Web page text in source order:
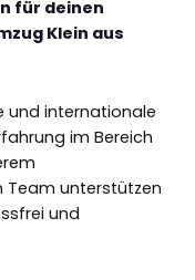
für deinen
Klein aus
und internationale
im Bereich
Team unterstützen
und